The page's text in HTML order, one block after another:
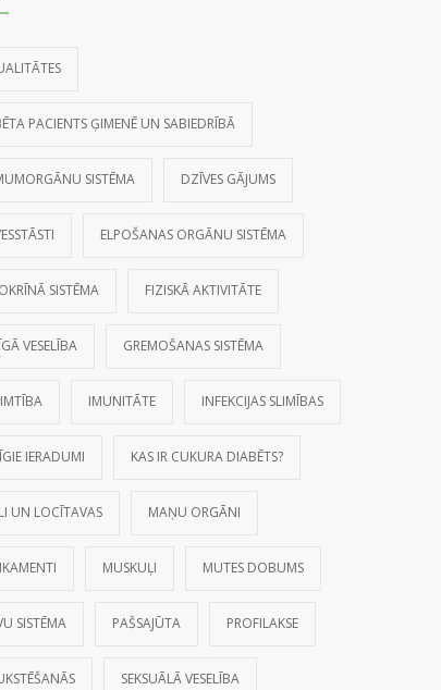
PACIENTS ĢIMENĒ UN SABIEDRĪBĀ
SISTĒMA DZĪVES GĀJUMS
ELPOŠANAS ORGĀNU SISTĒMA
SISTĒMA FIZISKĀ AKTIVITĀTE
VESELĪBA GREMOŠANAS SISTĒMA
IMUNITĀTE INFEKCIJAS SLIMĪBAS
IERADUMI KAS IR CUKURA DIABĒTS?
UN LOCĪTAVAS MAŅU ORGĀNI
MUSKUĻI MUTES DOBUMS
SISTĒMA PAŠSAJŪTA PROFILAKSE
SEKSUĀLĀ VESELĪBA